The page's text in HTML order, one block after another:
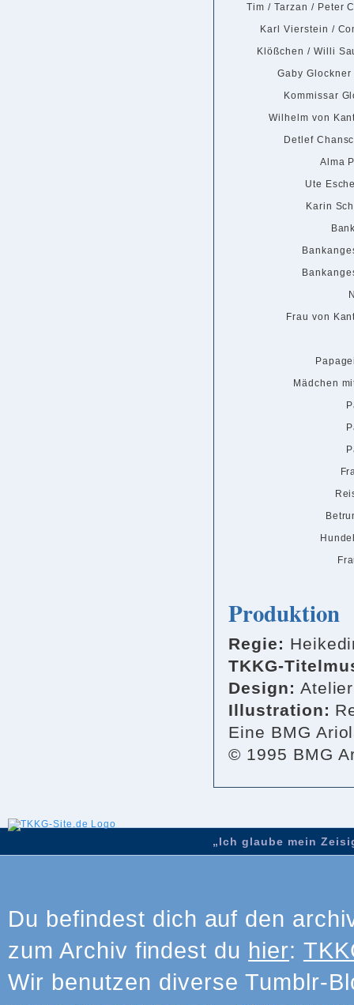
Tim / Tarzan / Peter
Karl Vierstein /
Klößchen / Willi
Gaby Glockner
Kommissar
Wilhelm von
Detlef
Alma
Ute
Karin
Frau von
Mädchen
Produktion
Regie:
TKKG-
Design:
Illustration:
Eine BMG
© 1995 BMG
„Ich glaube mein
Du befindest dich auf den
zum Archiv findest du hier:
Wir benutzen diverse Tumblr-